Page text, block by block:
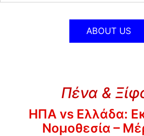
ABOUT US
Πένα &
ΗΠΑ vs Ελλάδα:
Νομοθεσία –